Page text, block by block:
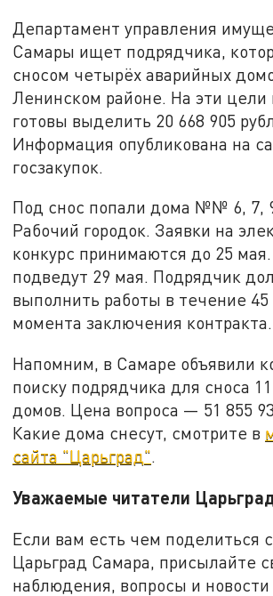
Департамент управления
Самары ищет подрядчика,
сносом четырёх аварийных
Ленинском районе. На эти цели
готовы выделить 20 668 905
Информация опубликована на
госзакупок.
Под снос попали дома №№ 6, 7,
Рабочий городок. Заявки на
конкурс принимаются до 25
подведут 29 мая. Подрядчик
выполнить работы в течение
момента заключения контракта.
Напомним, в Самаре объявили
поиску подрядчика для сноса
домов. Цена вопроса — 51 855
Какие дома снесут, смотрите в
сайта "Царьград".
Уважаемые читатели
Если вам есть чем поделиться
Царьград Самара, присылайте
наблюдения, вопросы и